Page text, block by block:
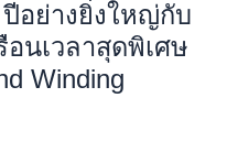
อย่างยิ่งใหญ่กับ
อนเวลาสุดพิเศษ
Winding